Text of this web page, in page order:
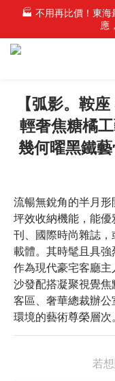
✨ 新・石尚主義！頂
🏭 不用再比價！東海
應
✨ 新・石尚主義！頂級
【弧影。鞍
輕奢焦糖橘
幾何曜黑鐵
流暢無銳角的半月
坪效收納機能，能
刊、國際時尚雜誌，
載體。其時髦且具
作為現代豪宅客廳
沙發配搭凝聚視覺
客區、奢華總裁辦
環境的藝術尊榮層次
若